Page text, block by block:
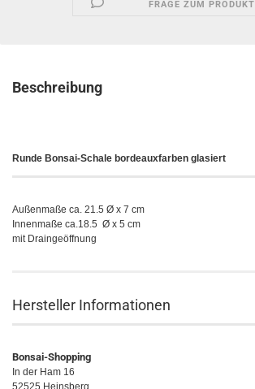
FRAGE ZUM PRODUKT
Beschreibung
Runde Bonsai-Schale bordeauxfarben glasiert
Außenmaße ca. 21.5 Ø x 7 cm
Innenmaße ca.18.5 Ø x 5 cm
mit Draingeöffnung
Hersteller Informationen
Bonsai-Shopping
In der Ham 16
52525 Heinsberg